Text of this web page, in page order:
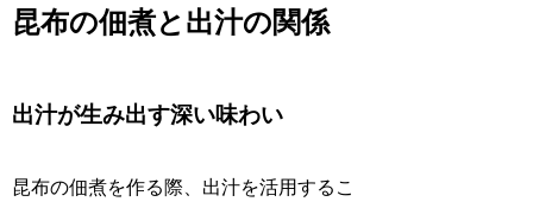
昆布の佃煮と出汁の関係
出汁が生み出す深い味わい
昆布の佃煮を作る際、出汁を活用するこ